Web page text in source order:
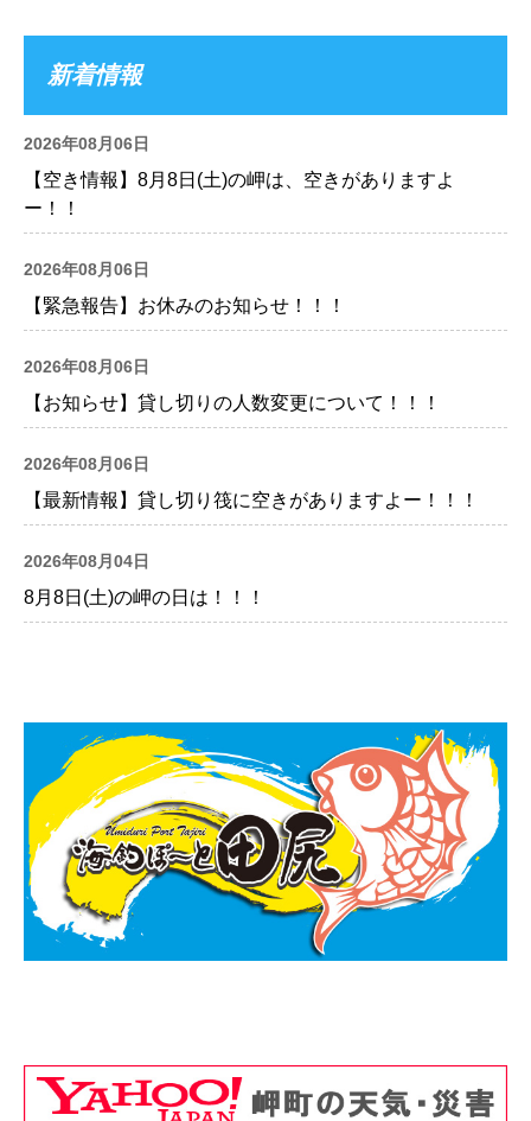
新着情報
2026年08月06日
【空き情報】8月8日(土)の岬は、空きがありますよ
ー！！
2026年08月06日
【緊急報告】お休みのお知らせ！！！
2026年08月06日
【お知らせ】貸し切りの人数変更について！！！
2026年08月06日
【最新情報】貸し切り筏に空きがありますよー！！！
2026年08月04日
8月8日(土)の岬の日は！！！